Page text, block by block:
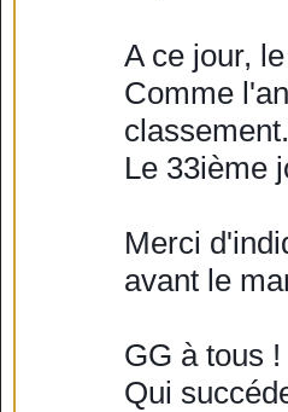
A ce jour,
Comme
classement.
Le 33ième
Merci
avant le
GG à tous !
Qui